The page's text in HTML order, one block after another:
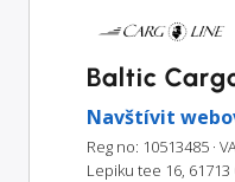
Baltic
Navštívit
Reg no: 10513485 ·
Lepiku tee 16, 61713